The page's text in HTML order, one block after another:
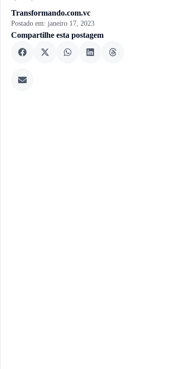
Transformando.com.vc
Postado em: janeiro 17, 2023
Compartilhe esta postagem